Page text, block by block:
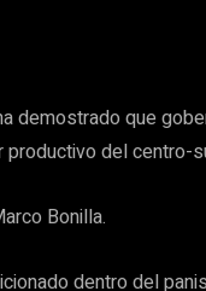
demostrado que
del centro-
Bonilla.
dentro del